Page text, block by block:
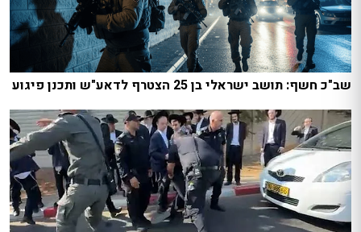
שב"כ חשף: תושב ישראלי בן 25 הצטרף לדאע"ש ותכנן פיגוע